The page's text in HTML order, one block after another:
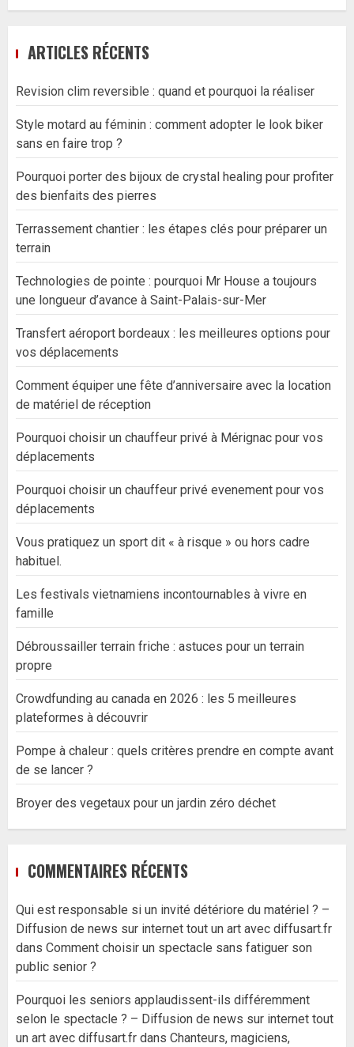
ARTICLES RÉCENTS
Revision clim reversible : quand et pourquoi la réaliser
Style motard au féminin : comment adopter le look biker
sans en faire trop ?
Pourquoi porter des bijoux de crystal healing pour profiter
des bienfaits des pierres
Terrassement chantier : les étapes clés pour préparer un
terrain
Technologies de pointe : pourquoi Mr House a toujours
une longueur d’avance à Saint-Palais-sur-Mer
Transfert aéroport bordeaux : les meilleures options pour
vos déplacements
Comment équiper une fête d’anniversaire avec la location
de matériel de réception
Pourquoi choisir un chauffeur privé à Mérignac pour vos
déplacements
Pourquoi choisir un chauffeur privé evenement pour vos
déplacements
Vous pratiquez un sport dit « à risque » ou hors cadre
habituel.
Les festivals vietnamiens incontournables à vivre en
famille
Débroussailler terrain friche : astuces pour un terrain
propre
Crowdfunding au canada en 2026 : les 5 meilleures
plateformes à découvrir
Pompe à chaleur : quels critères prendre en compte avant
de se lancer ?
Broyer des vegetaux pour un jardin zéro déchet
COMMENTAIRES RÉCENTS
Qui est responsable si un invité détériore du matériel ? –
Diffusion de news sur internet tout un art avec diffusart.fr
dans Comment choisir un spectacle sans fatiguer son
public senior ?
Pourquoi les seniors applaudissent-ils différemment
selon le spectacle ? – Diffusion de news sur internet tout
un art avec diffusart.fr dans Chanteurs, magiciens,